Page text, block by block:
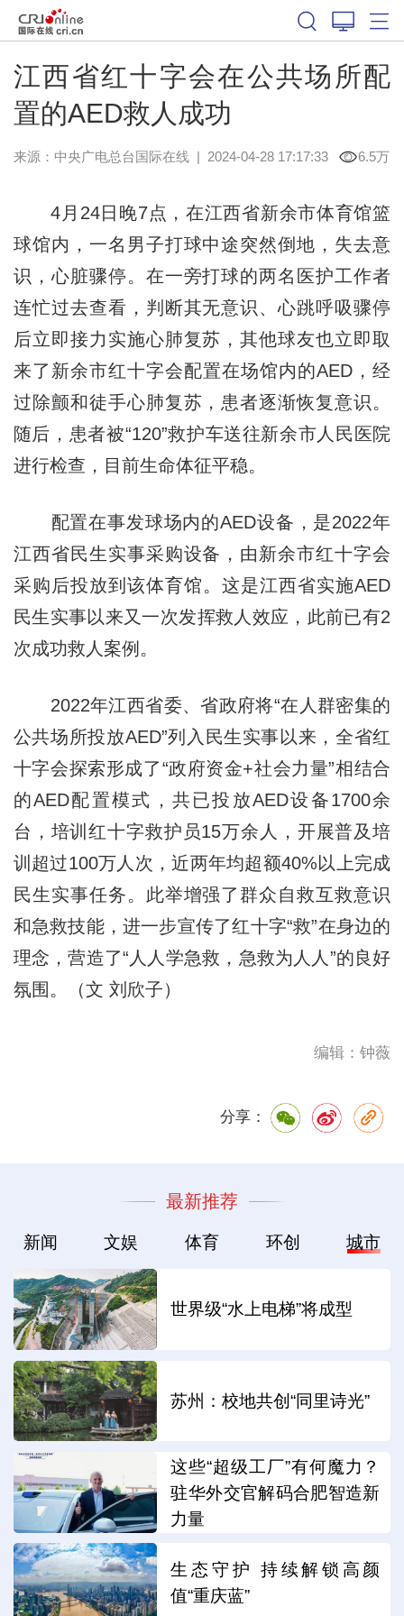
江西省红十字会在公共场所配
置的AED救人成功
来源：中央广电总台国际在线| 2024-04-28 17:17:33 6.5万
4月24日晚7点，在江西省新余市体育馆篮
球馆内，一名男子打球中途突然倒地，失去意
识，心脏骤停。在一旁打球的两名医护工作者
连忙过去查看，判断其无意识、心跳呼吸骤停
后立即接力实施心肺复苏，其他球友也立即取
来了新余市红十字会配置在场馆内的AED，经
过除颤和徒手心肺复苏，患者逐渐恢复意识。
随后，患者被“120”救护车送往新余市人民医院
进行检查，目前生命体征平稳。
配置在事发球场内的AED设备，是2022年
江西省民生实事采购设备，由新余市红十字会
采购后投放到该体育馆。这是江西省实施AED
民生实事以来又一次发挥救人效应，此前已有2
次成功救人案例。
2022年江西省委、省政府将“在人群密集的
公共场所投放AED”列入民生实事以来，全省红
十字会探索形成了“政府资金+社会力量”相结合
的AED配置模式，共已投放AED设备1700余
台，培训红十字救护员15万余人，开展普及培
训超过100万人次，近两年均超额40%以上完成
民生实事任务。此举增强了群众自救互救意识
和急救技能，进一步宣传了红十字“救”在身边的
理念，营造了“人人学急救，急救为人人”的良好
氛围。（文 刘欣子）
编辑：钟薇
分享：
最新推荐
新闻 文娱 体育 环创 城市
世界级“水上电梯”将成型
苏州：校地共创“同里诗光”
这些“超级工厂”有何魔力？
驻华外交官解码合肥智造新
力量
生态守护 持续解锁高颜
值“重庆蓝”